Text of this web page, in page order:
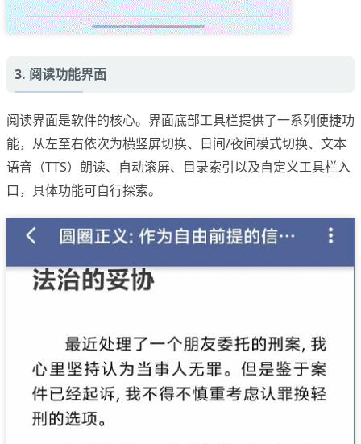
3. 阅读功能界面
阅读界面是软件的核心。界面底部工具栏提供了一系列便捷功
能，从左至右依次为横竖屏切换、日间/夜间模式切换、文本
语音（TTS）朗读、自动滚屏、目录索引以及自定义工具栏入
口，具体功能可自行探索。